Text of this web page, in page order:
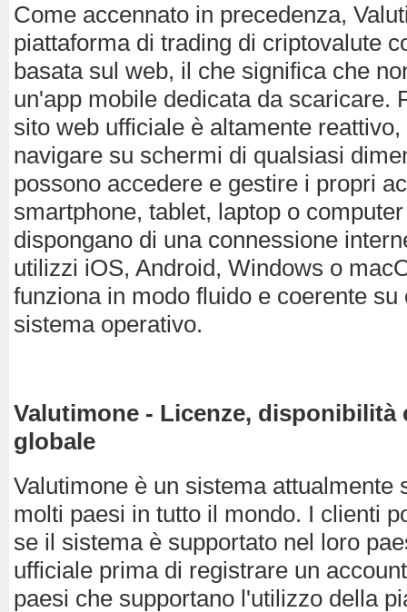
Come accennato in precedenza,
piattaforma di trading di criptovalute
basata sul web, il che significa che
un'app mobile dedicata da scaricare.
sito web ufficiale è altamente
navigare su schermi di qualsiasi
possono accedere e gestire i propri
smartphone, tablet, laptop o
dispongano di una connessione
utilizzi iOS, Android, Windows o
funziona in modo fluido e coerente
sistema operativo.
Valutimone - Licenze, disponibilità
globale
Valutimone è un sistema attualmente
molti paesi in tutto il mondo. I clienti
se il sistema è supportato nel loro
ufficiale prima di registrare un
paesi che supportano l'utilizzo della